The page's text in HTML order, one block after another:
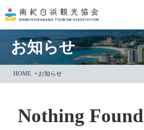
文
に
ス
ッ
お知らせ
HOME • お知らせ
Nothing Found